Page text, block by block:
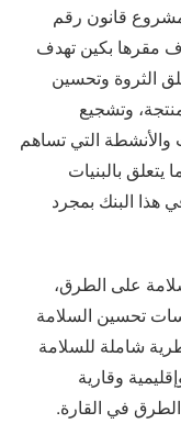
قانون رقم
مقرها بكين تهدف
الثروة وتحسين
وتشجيع
والأنشطة التي تساهم
بالبنيات
هذا البنك بمجرد
على الطرق،
تحسين السلامة
شاملة للسلامة
وقارية
في القارة.